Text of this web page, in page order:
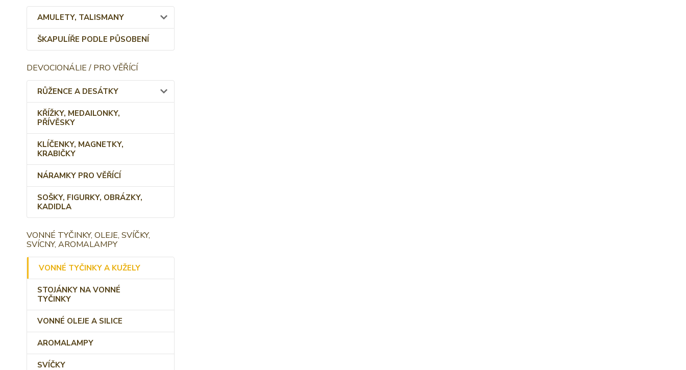
AMULETY, TALISMANY
ŠKAPULÍŘE PODLE PŮSOBENÍ
DEVOCIONÁLIE / PRO VĚŘÍCÍ
RŮŽENCE A DESÁTKY
KŘÍŽKY, MEDAILONKY,
PŘÍVĚSKY
KLÍČENKY, MAGNETKY,
KRABIČKY
NÁRAMKY PRO VĚŘÍCÍ
SOŠKY, FIGURKY, OBRÁZKY,
KADIDLA
VONNÉ TYČINKY, OLEJE, SVÍČKY,
SVÍCNY, AROMALAMPY
VONNÉ TYČINKY A KUŽELY
STOJÁNKY NA VONNÉ
TYČINKY
VONNÉ OLEJE A SILICE
AROMALAMPY
SVÍČKY